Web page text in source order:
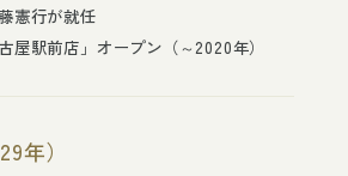
憲行が就任
屋駅前店」オープン（～2020年）
年）